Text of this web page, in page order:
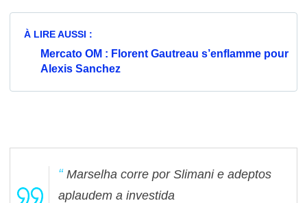
À LIRE AUSSI :
Mercato OM : Florent Gautreau s’enflamme pour
Alexis Sanchez
Marselha corre por Slimani e adeptos
aplaudem a investida